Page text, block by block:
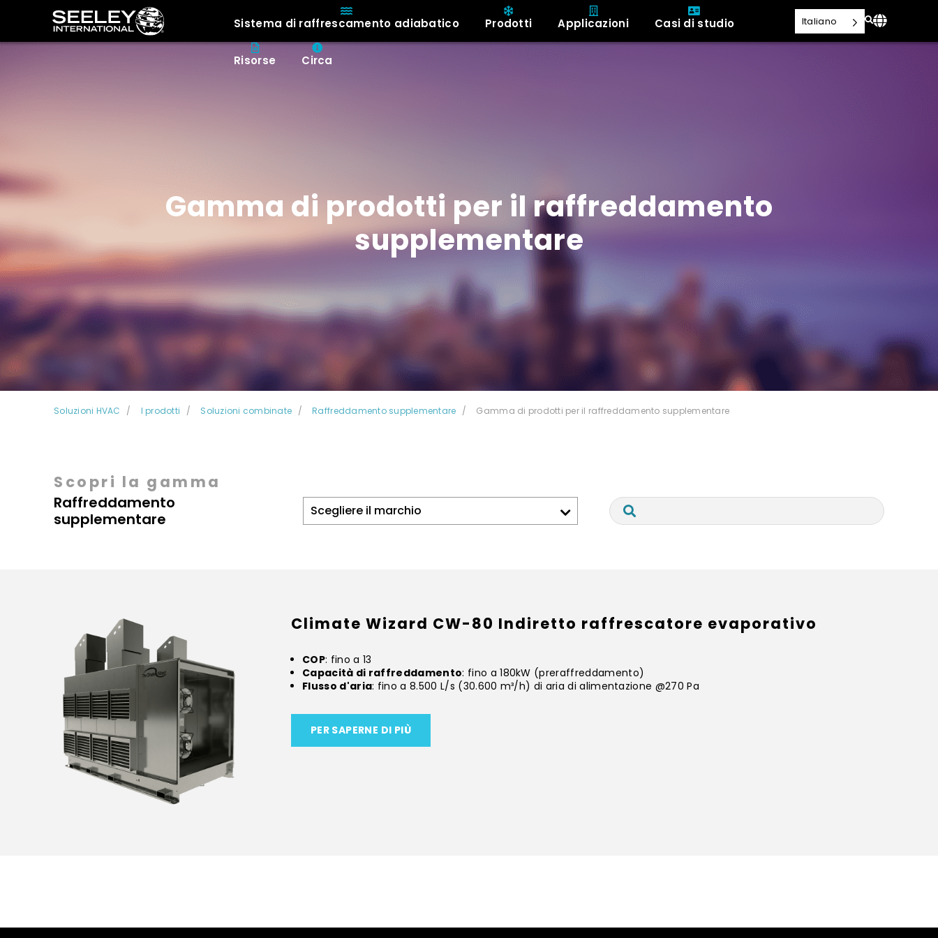
Sistema di raffrescamento adiabatico Prodotti Applicazioni Casi di studio
Risorse Circa
Italiano
Gamma di prodotti per il raffreddamento
supplementare
Soluzioni HVAC I prodotti Soluzioni combinate Raffreddamento supplementare Gamma di prodotti per il raffreddamento supplementare
Scopri la gamma
Raffreddamento
supplementare
Climate Wizard CW-80 Indiretto raffrescatore evaporativo
COP: fino a 13
Capacità di raffreddamento: fino a 180kW (preraffreddamento)
Flusso d'aria: fino a 8.500 L/s (30.600 m³/h) di aria di alimentazione @270 Pa
PER SAPERNE DI PIÙ